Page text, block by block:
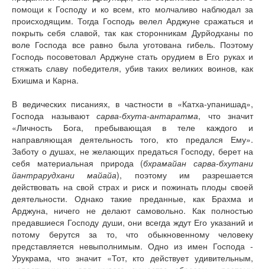
помощи к Господу и ко всем, кто молчаливо наблюдал за
происходящим. Тогда Господь велел Арджуне сражаться и
покрыть себя славой, так как сторонникам Дурйодханы по
воле Господа все равно была уготована гибель. Поэтому
Господь посоветовал Арджуне стать орудием в Его руках и
стяжать славу победителя, убив таких великих воинов, как
Бхишма и Карна.
В ведических писаниях, в частности в «Катха-упанишад»,
Господа называют сарва-бхута-антаратма, что значит
«Личность Бога, пребывающая в теле каждого и
направляющая деятельность того, кто предался Ему».
Заботу о душах, не желающих предаться Господу, берет на
себя материальная природа (бхрамайан сарва-бхутани
йантрарудхани майайа), поэтому им разрешается
действовать на свой страх и риск и пожинать плоды своей
деятельности. Однако такие преданные, как Брахма и
Арджуна, ничего не делают самовольно. Как полностью
предавшиеся Господу души, они всегда ждут Его указаний и
потому берутся за то, что обыкновенному человеку
представляется невыполнимым. Одно из имен Господа -
Урукрама, что значит «Тот, кто действует удивительным,